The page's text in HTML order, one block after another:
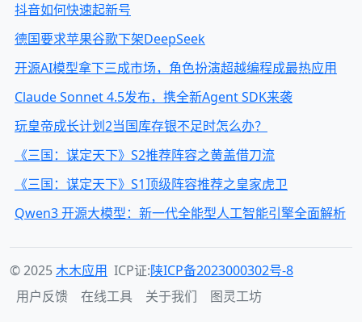
抖音如何快速起新号
德国要求苹果谷歌下架DeepSeek
开源AI模型拿下三成市场，角色扮演超越编程成最热应用
Claude Sonnet 4.5发布，携全新Agent SDK来袭
玩皇帝成长计划2当国库存银不足时怎么办？
《三国：谋定天下》S2推荐阵容之黄盖借刀流
《三国：谋定天下》S1顶级阵容推荐之皇家虎卫
Qwen3 开源大模型：新一代全能型人工智能引擎全面解析
© 2025木木应用 ICP证:陕ICP备2023000302号-8
用户反馈
在线工具 关于我们 图灵工坊